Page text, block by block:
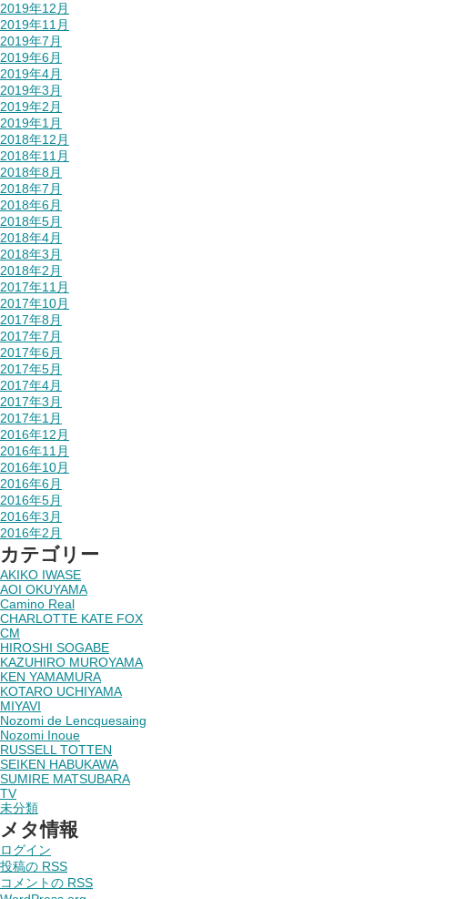
2019年12月
2019年11月
2019年7月
2019年6月
2019年4月
2019年3月
2019年2月
2019年1月
2018年12月
2018年11月
2018年8月
2018年7月
2018年6月
2018年5月
2018年4月
2018年3月
2018年2月
2017年11月
2017年10月
2017年8月
2017年7月
2017年6月
2017年5月
2017年4月
2017年3月
2017年1月
2016年12月
2016年11月
2016年10月
2016年6月
2016年5月
2016年3月
2016年2月
カテゴリー
AKIKO IWASE
AOI OKUYAMA
Camino Real
CHARLOTTE KATE FOX
CM
HIROSHI SOGABE
KAZUHIRO MUROYAMA
KEN YAMAMURA
KOTARO UCHIYAMA
MIYAVI
Nozomi de Lencquesaing
Nozomi Inoue
RUSSELL TOTTEN
SEIKEN HABUKAWA
SUMIRE MATSUBARA
TV
未分類
メタ情報
ログイン
投稿の RSS
コメントの RSS